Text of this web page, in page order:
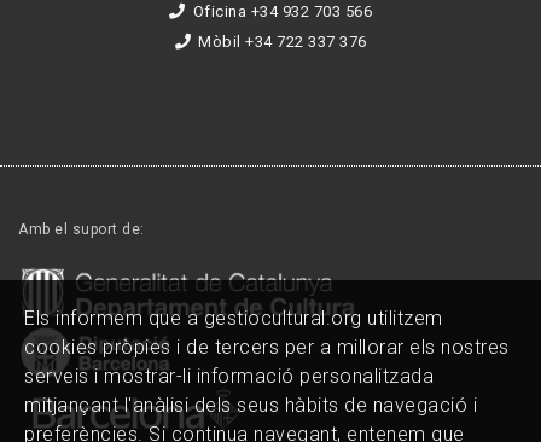
Oficina +34 932 703 566
Mòbil +34 722 337 376
Amb el suport de:
Els informem que a gestiocultural.org utilitzem
cookies pròpies i de tercers per a millorar els nostres
serveis i mostrar-li informació personalitzada
mitjançant l'anàlisi dels seus hàbits de navegació i
preferències. Si continua navegant, entenem que